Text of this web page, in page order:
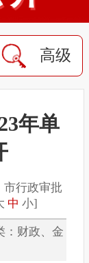
高级
年单
行政审批
中 小]
财政、金